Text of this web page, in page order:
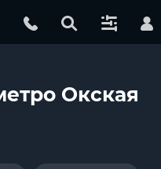
Окская